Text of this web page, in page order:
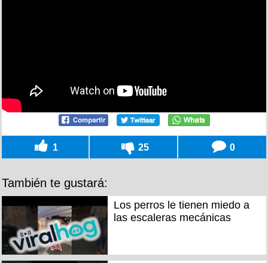
1 25 0
También te gustará:
Los perros le tienen miedo a
las escaleras mecánicas